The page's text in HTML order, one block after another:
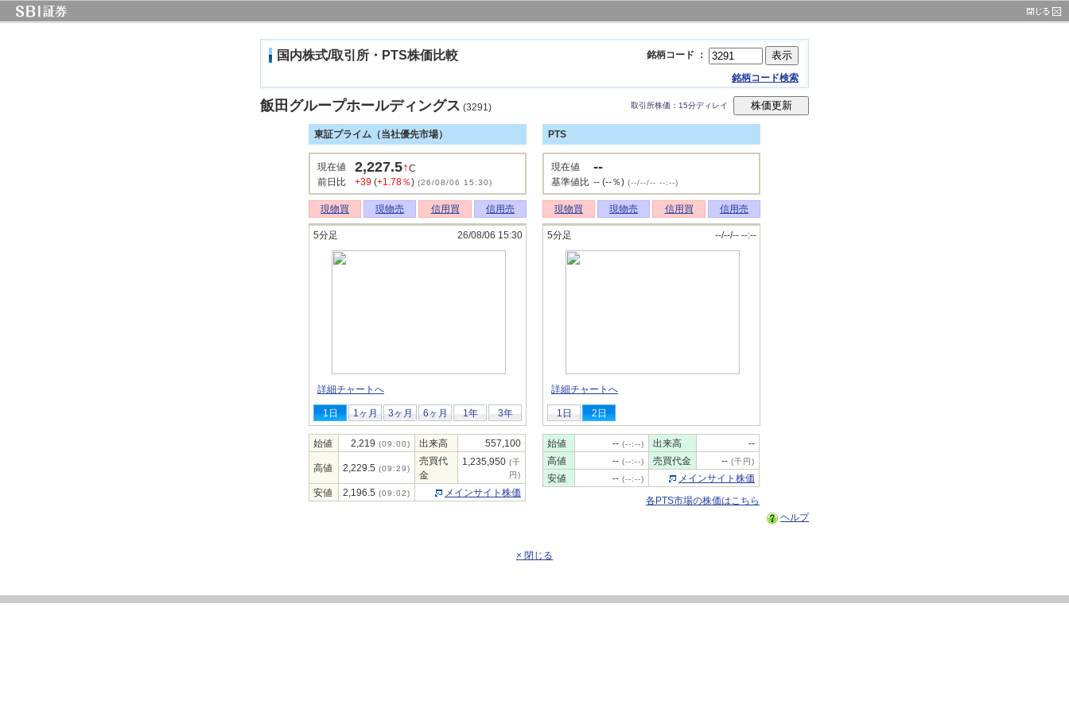
国内株式/取引所・PTS株価比較 銘柄コード ：
銘柄コード検索
飯田グループホールディングス (3291) 取引所株価：15分ディレイ
東証プライム（当社優先市場）
現在値 2,227.5↑C
前日比
+39 (+1.78％) (26/08/06 15:30)
現物買 現物売 信用買 信用売
5分足 26/08/06 15:30
詳細チャートへ
1日 1ヶ月 3ヶ月 6ヶ月 1年 3年
始値 2,219 (09:00) 出来高 557,100
高値 2,229.5 (09:29)
売買代
金
1,235,950 (千
円)
安値 2,196.5 (09:02) メインサイト株価
PTS
現在値 --
基準値比 -- (--％) (--/--/-- --:--)
現物買 現物売 信用買 信用売
5分足 --/--/-- --:--
詳細チャートへ
1日 2日
始値 -- (--:--) 出来高
--
高値
-- (--:--) 売買代金 -- (千円)
安値 -- (--:--)
メインサイト株価
各PTS市場の株価はこちら
ヘルプ
× 閉じる